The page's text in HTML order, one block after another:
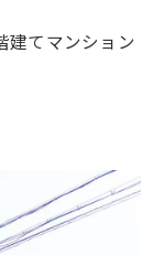
建てマンション